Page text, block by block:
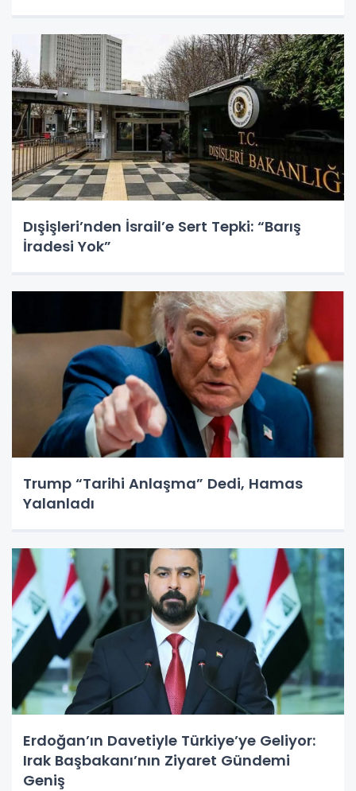
Dışişleri’nden İsrail’e Sert Tepki: “Barış
İradesi Yok”
Trump “Tarihi Anlaşma” Dedi, Hamas
Yalanladı
Erdoğan’ın Davetiyle Türkiye’ye Geliyor:
Irak Başbakanı’nın Ziyaret Gündemi
Geniş